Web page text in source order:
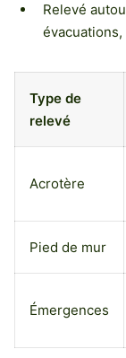
Relevé
Type de
relevé
Acrotère
Pied de mur
Émergences